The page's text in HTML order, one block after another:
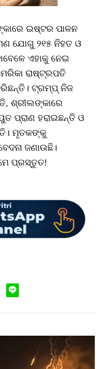
ଇଷ୍ଟର ପାଳନ
ଯୋଗୁ ୨୧୫ ନିହତ ଓ
ଏହାକୁ ନେଇ
ରାଷ୍ଟ୍ରପତି
ଟ୍ରମ୍ପ୍‌ ନିଜ
ଶ୍ରୀଲଙ୍କାରେ
ପ୍ରାଣ ହରାଇଛନ୍ତି ଓ
ମୃତକଙ୍କୁ
ଜଣାଉଛି।
ପ୍ରସ୍ତୁତ!